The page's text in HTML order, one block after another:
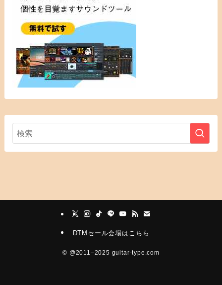
DTMセール会場はこちら
© @2011–2025 guitar-type.com